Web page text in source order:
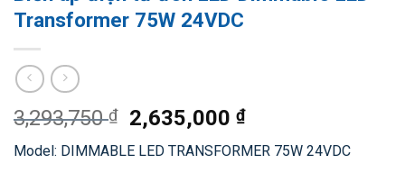
Transformer 75W 24VDC
3,293,750₫
Giá
gốc
là:
2,635,000₫Giá
hiện
tại
Model: DIMMABLE LED TRANSFORMER 75W 24VDC